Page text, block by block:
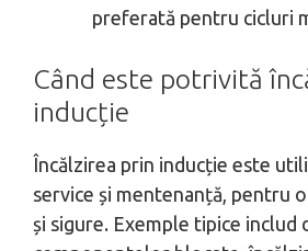
preferată pentru cicluri
Când este potrivită
inducție
Încălzirea prin inducție este
service și mentenanță, pentru
și sigure. Exemple tipice includ